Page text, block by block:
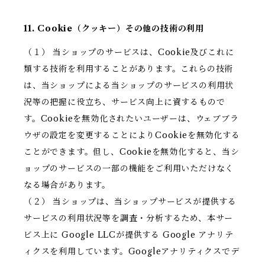
11. Cookie（クッキー）その他の技術の利用
（１） 当ショップのサービスは、Cookie及びこれに
類する技術を利用することがあります。これらの技術
は、当ショップによる当ショップのサービスの利用状
況等の把握に役立ち、サービス向上に資するもので
す。Cookieを無効化されたいユーザーは、ウェブブラ
ウザの設定を変更することによりCookieを無効化する
ことができます。但し、Cookieを無効化すると、当シ
ョップのサービスの一部の機能をご利用いただけなく
なる場合があります。
（２） 当ショップは、当ショップサービスが提供する
サービスの利用状況等を調査・分析するため、本サー
ビス上に Google LLCが提供する Google アナリテ
ィクスを利用しています。Googleアナリティクスでデ